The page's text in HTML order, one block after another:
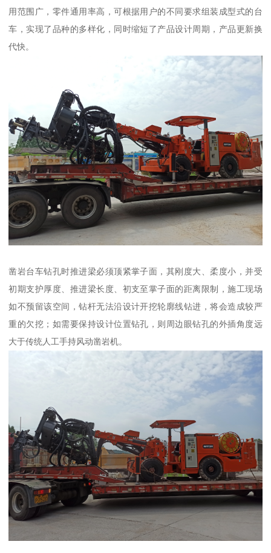
用范围广，零件通用率高，可根据用户的不同要求组装成型式的台
车，实现了品种的多样化，同时缩短了产品设计周期，产品更新换
代快。
凿岩台车钻孔时推进梁必须顶紧掌子面，其刚度大、柔度小，并受
初期支护厚度、推进梁长度、初支至掌子面的距离限制，施工现场
如不预留该空间，钻杆无法沿设计开挖轮廓线钻进，将会造成较严
重的欠挖；如需要保持设计位置钻孔，则周边眼钻孔的外插角度远
大于传统人工手持风动凿岩机。